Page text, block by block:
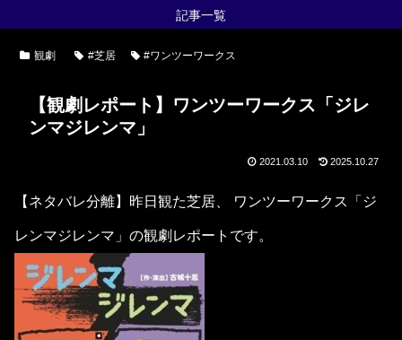
記事一覧
観劇 #芝居 #ワンツーワークス
【観劇レポート】ワンツーワークス「ジレ
ンマジレンマ」
2021.03.10 2025.10.27
【ネタバレ分離】昨日観た芝居、 ワンツーワークス「ジ
レンマジレンマ」の観劇レポートです。